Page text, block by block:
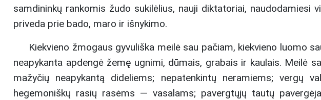
samdininkų rankomis žudo sukilėlius, nauji diktatoriai,
priveda prie bado, maro ir išnykimo.
Kiekvieno žmogaus gyvuliška meilė sau pačiam, kiekvieno luomo
neapykanta apdengė žemę ugnimi, dūmais, grabais ir kaulais. Meilė
mažyčių neapykantą dideliems; nepatenkintų neramiems; vergų
hegemoniškų rasių rasėms — vasalams; pavergtųjų tautų